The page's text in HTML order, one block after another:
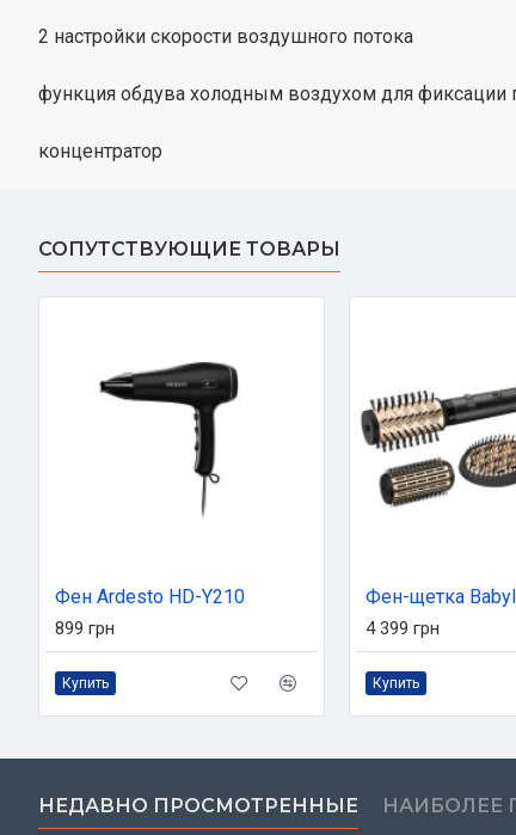
2 настройки скорости воздушного потока
функция обдува холодным воздухом для фиксации
концентратор
СОПУТСТВУЮЩИЕ ТОВАРЫ
Фен Ardesto HD-Y210
899 грн
Купить
Фен-щетка
4 399 грн
Купить
НЕДАВНО ПРОСМОТРЕННЫЕ НАИБОЛЕЕ